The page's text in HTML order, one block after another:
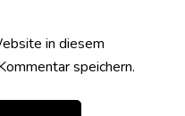
in diesem
speichern.